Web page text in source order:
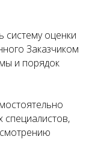
систему оценки
Заказчиком
и порядок
специалистов,